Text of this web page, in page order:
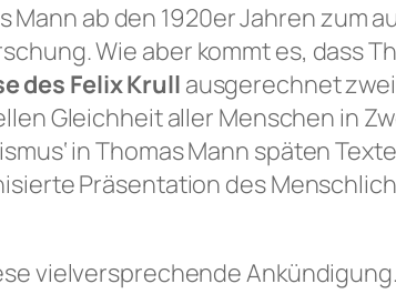
Mann ab den 1920er Jahren zum
Wie aber kommt es, dass
des Felix Krull ausgerechnet
Gleichheit aller Menschen in
in Thomas Mann späten
Präsentation des
vielversprechende